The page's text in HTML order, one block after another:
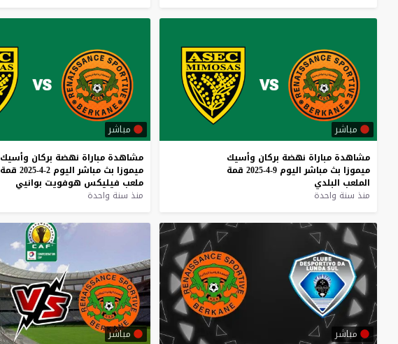
مباشر
مشاهدة مباراة نهضة بركان وأسيك
ميموزا بث مباشر اليوم 9-4-2025
قمة
الملعب البلدي
منذ سنة واحدة
مباشر
مشاهدة مباراة نهضة بركان وأسيك
ميموزا بث مباشر اليوم 2-4-2025
قمة
ملعب فيليكس هوفويت بوانيي
منذ سنة واحدة
مباشر مباشر